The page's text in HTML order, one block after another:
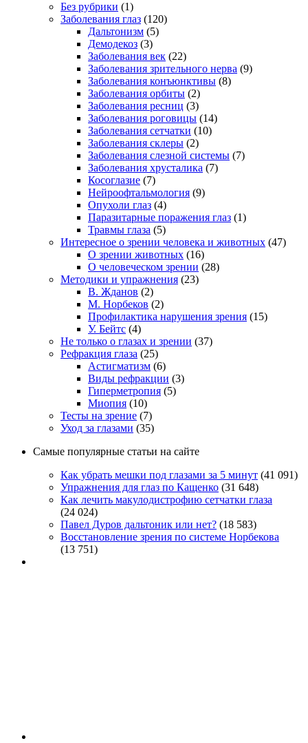
Без рубрики (1)
Заболевания глаз (120)
Дальтонизм (5)
Демодекоз (3)
Заболевания век (22)
Заболевания зрительного нерва (9)
Заболевания конъюнктивы (8)
Заболевания орбиты (2)
Заболевания ресниц (3)
Заболевания роговицы (14)
Заболевания сетчатки (10)
Заболевания склеры (2)
Заболевания слезной системы (7)
Заболевания хрусталика (7)
Косоглазие (7)
Нейроофтальмология (9)
Опухоли глаз (4)
Паразитарные поражения глаз (1)
Травмы глаза (5)
Интересное о зрении человека и животных (47)
О зрении животных (16)
О человеческом зрении (28)
Методики и упражнения (23)
В. Жданов (2)
М. Норбеков (2)
Профилактика нарушения зрения (15)
У. Бейтс (4)
Не только о глазах и зрении (37)
Рефракция глаза (25)
Астигматизм (6)
Виды рефракции (3)
Гиперметропия (5)
Миопия (10)
Тесты на зрение (7)
Уход за глазами (35)
Самые популярные статьи на сайте
Как убрать мешки под глазами за 5 минут (41 091)
Упражнения для глаз по Кащенко (31 648)
Как лечить макулодистрофию сетчатки глаза
(24 024)
Павел Дуров дальтоник или нет? (18 583)
Восстановление зрения по системе Норбекова
(13 751)